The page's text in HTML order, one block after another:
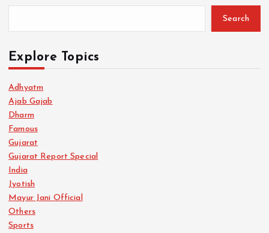
Search
Explore Topics
Adhyatm
Ajab Gajab
Dharm
Famous
Gujarat
Gujarat Report Special
India
Jyotish
Mayur Jani Official
Others
Sports